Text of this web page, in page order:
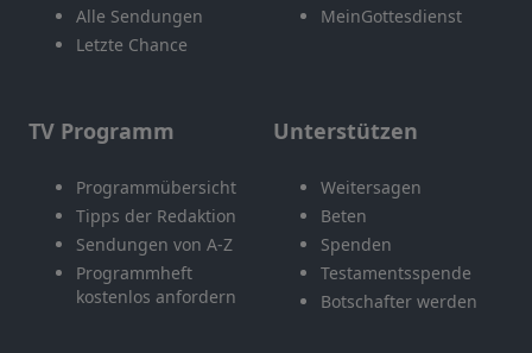
Alle Sendungen
Letzte Chance
MeinGottesdienst
TV Programm
Programmübersicht
Tipps der Redaktion
Sendungen von A-Z
Programmheft
kostenlos anfordern
Unterstützen
Weitersagen
Beten
Spenden
Testamentsspende
Botschafter werden